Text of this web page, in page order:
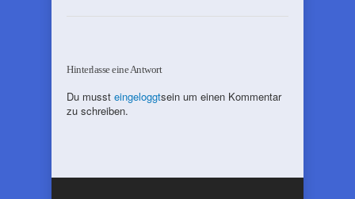
Hinterlasse eine Antwort
Du musst eingeloggtsein um einen Kommentar
zu schreiben.